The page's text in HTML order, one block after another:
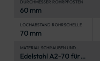
DURCHMESSER ROHRPFOSTEN
60 mm
LOCHABSTAND ROHRSCHELLE
70 mm
MATERIAL SCHRAUBEN UND
MUTTERN
Edelstahl A2-70 für